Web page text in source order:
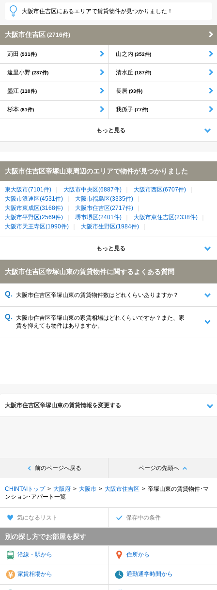
大阪市住吉区にあるエリアで賃貸物件が見つかりました！
大阪市住吉区 (2716件)
苅田 (931件) 山之内 (352件)
遠里小野 (237件) 清水丘 (187件)
墨江 (110件) 長居 (93件)
杉本 (81件) 我孫子 (77件)
もっと見る
大阪市住吉区帝塚山東周辺のエリアで物件が見つかりました
東大阪市(7101件) 大阪市中央区(6887件)
大阪市西区(6707件)
大阪市浪速区(4531件)
大阪市福島区(3335件)
大阪市東成区(3168件)
大阪市住吉区(2717件)
大阪市平野区(2569件)
堺市堺区(2401件)
大阪市東住吉区(2338件)
大阪市天王寺区(1990件)
大阪市生野区(1984件)
大阪市阿倍野区(1659件)
八尾市(1383件)
堺市北区(1233件)
大阪市住之江区(854件)
羽曳野市(444件)
藤井寺市(330件)
大阪市此花区(259件)
もっと見る
大阪市住吉区帝塚山東の賃貸物件に関するよくある質問
大阪市住吉区帝塚山東の賃貸物件数はどれくらいありますか？
大阪市住吉区帝塚山東の家賃相場はどれくらいですか？また、家
賃を抑えても物件はありますか。
大阪市住吉区帝塚山東の賃貸情報を変更する
前のページへ戻る ページの先頭へ
CHINTAIトップ 大阪府 大阪市 大阪市住吉区
帝塚山東の賃貸物件･マ
ンション･アパート一覧
気になるリスト 保存中の条件
別の探し方でお部屋を探す
沿線・駅から 住所から
家賃相場から 通勤通学時間から